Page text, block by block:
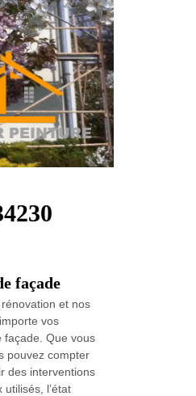
façade
et nos
vos
façade. Que vous
pouvez compter
des interventions
l’état